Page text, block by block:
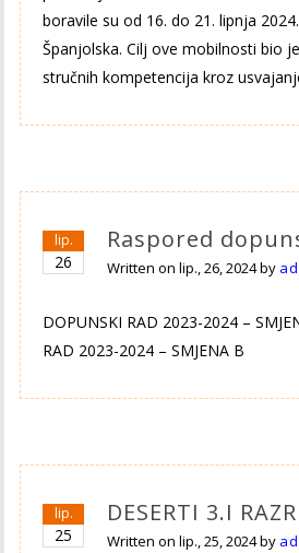
boravile su od 16. do 21. lipnja
Španjolska. Cilj ove mobilnosti bio
stručnih kompetencija kroz
lip.
26
Raspored
Written onlip., 26, 2024by
DOPUNSKI RAD 2023-2024 –
RAD 2023-2024 – SMJENA B
lip.
25
DESERTI 3.I
Written onlip., 25, 2024by